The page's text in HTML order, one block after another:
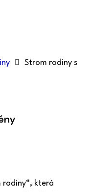
Strom rodiny s
rodiny“, která